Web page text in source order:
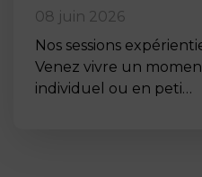
08 juin 2026
Nos sessions
Venez vivre un
individuel ou en peti…